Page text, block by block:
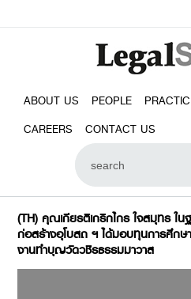
ABOUT US PEOPLE
CAREERS
CONTACT US
(TH) คุณเกียรติเกริกไกร ใจสมุทร ใน
ก่อสร้างอุโบสถ ฯ ได้มอบทุนการศึกษา
งานทำบุญวัดวชิรธรรมมาวาส